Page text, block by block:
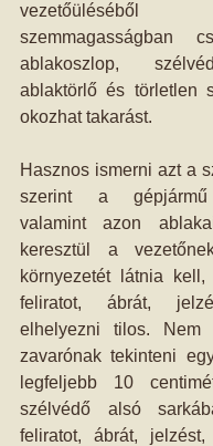
szemmagasságban
ablakoszlop,
ablaktörlő és törletlen
okozhat takarást.
Hasznos ismerni azt a
szerint a gépjármű
valamint azon
keresztül a
környezetét látnia
feliratot, ábrát,
elhelyezni tilos.
zavarónak tekinteni
legfeljebb 10
szélvédő alsó
feliratot, ábrát,